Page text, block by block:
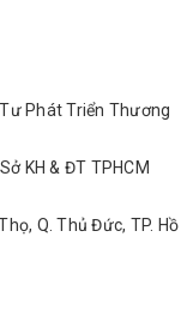
Phát Triển Thương
KH & ĐT TPHCM
Q. Thủ Đức, TP. Hồ